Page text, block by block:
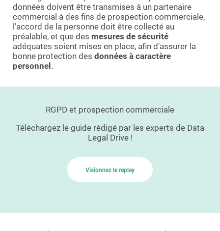
données doivent être transmises à un partenaire
commercial à des fins de prospection commerciale,
l’accord de la personne doit être collecté au
préalable, et que des mesures de sécurité
adéquates soient mises en place, afin d’assurer la
bonne protection des données à caractère
personnel.
RGPD et prospection commerciale
Téléchargez le guide rédigé par les experts de Data
Legal Drive !
Visionnez le replay